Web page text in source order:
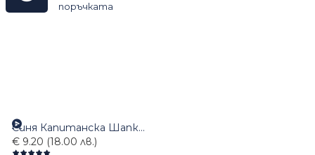
поръчката
Синя Капитанска Шапка с Козирка
€ 9.20 (18.00 лв.)